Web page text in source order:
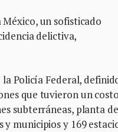
un sofisticado
delictiva,
Policía Federal,
que tuvieron un costo
subterráneas, planta de
municipios y 169